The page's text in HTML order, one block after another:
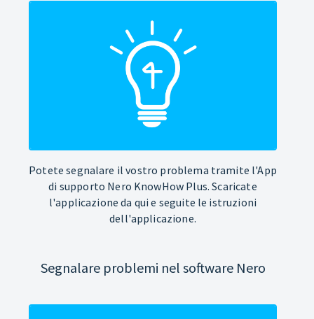
Potete segnalare il vostro problema tramite l'App
di supporto Nero KnowHow Plus. Scaricate
l'applicazione da qui e seguite le istruzioni
dell'applicazione.
Segnalare problemi nel software Nero